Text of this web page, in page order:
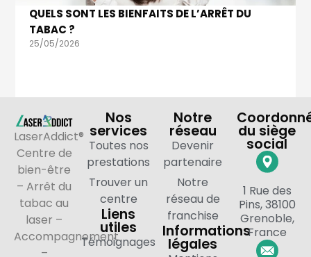
QUELS SONT LES BIENFAITS DE L’ARRÊT DU
TABAC ?
25/05/2026
LaserAddict®
Centre de
bien-être
– Arrêt du
tabac au
laser –
Accompagnement
–
Nos
services
Toutes nos
prestations
Trouver un
centre
Liens
utiles
Témoignages
Notre
réseau
Devenir
partenaire
Notre
réseau de
franchise
Informations
légales
du siège
social
1 Rue des
Pins, 38100
Grenoble,
France